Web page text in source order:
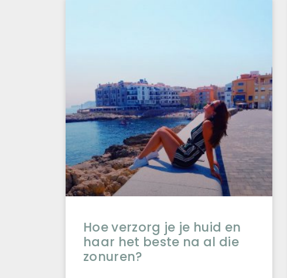
Hoe verzorg je je huid en
haar het beste na al die
zonuren?